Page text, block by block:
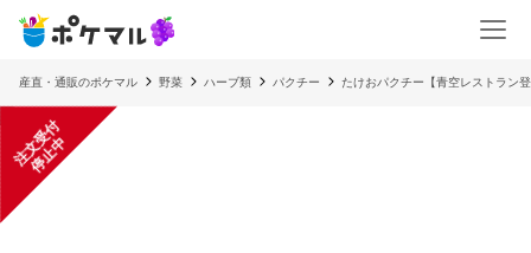
産直・通販のポケマル 野菜 ハーブ類 パクチー たけおパクチー【青空レストラン
注
文
受
付
停
止
中